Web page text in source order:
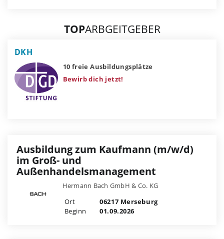
TOPARBGEITGEBER
DKH
10 freie Ausbildungsplätze
Bewirb dich jetzt!
Ausbildung zum Kaufmann (m/w/d)
im Groß- und
Außenhandelsmanagement
Hermann Bach GmbH & Co. KG
Ort
06217 Merseburg
Beginn
01.09.2026